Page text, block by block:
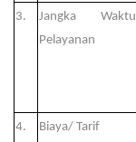
3.
Jangka Waktu
Pelayanan
4. Biaya/ Tarif